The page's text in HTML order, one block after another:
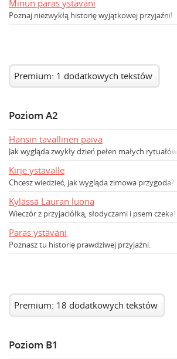
Minun paras ystäväni
Poznaj niezwykłą historię wyjątkowej przyjaźni!
Premium: 1 dodatkowych tekstów
Poziom A2
Hansin tavallinen päivä
Jak wygląda zwykły dzień pełen małych rytuałów?
Kirje ystävälle
Chcesz wiedzieć, jak wygląda zimowa przygoda?
Kylässä Lauran luona
Wieczór z przyjaciółką, słodyczami i psem czeka!
Paras ystäväni
Poznasz tu historię prawdziwej przyjaźni.
Premium: 18 dodatkowych tekstów
Poziom B1